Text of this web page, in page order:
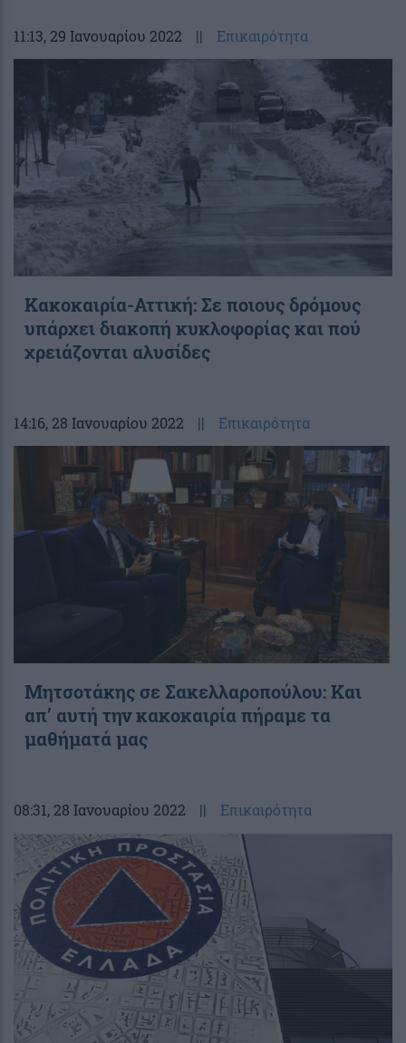
11:13, 29 Ιανουαρίου 2022 || Επικαιρότητα
Κακοκαιρία-Αττική: Σε ποιους δρόμους
υπάρχει διακοπή κυκλοφορίας και πού
χρειάζονται αλυσίδες
14:16, 28 Ιανουαρίου 2022 || Επικαιρότητα
Μητσοτάκης σε Σακελλαροπούλου: Και
απ’ αυτή την κακοκαιρία πήραμε τα
μαθήματά μας
08:31, 28 Ιανουαρίου 2022 || Επικαιρότητα